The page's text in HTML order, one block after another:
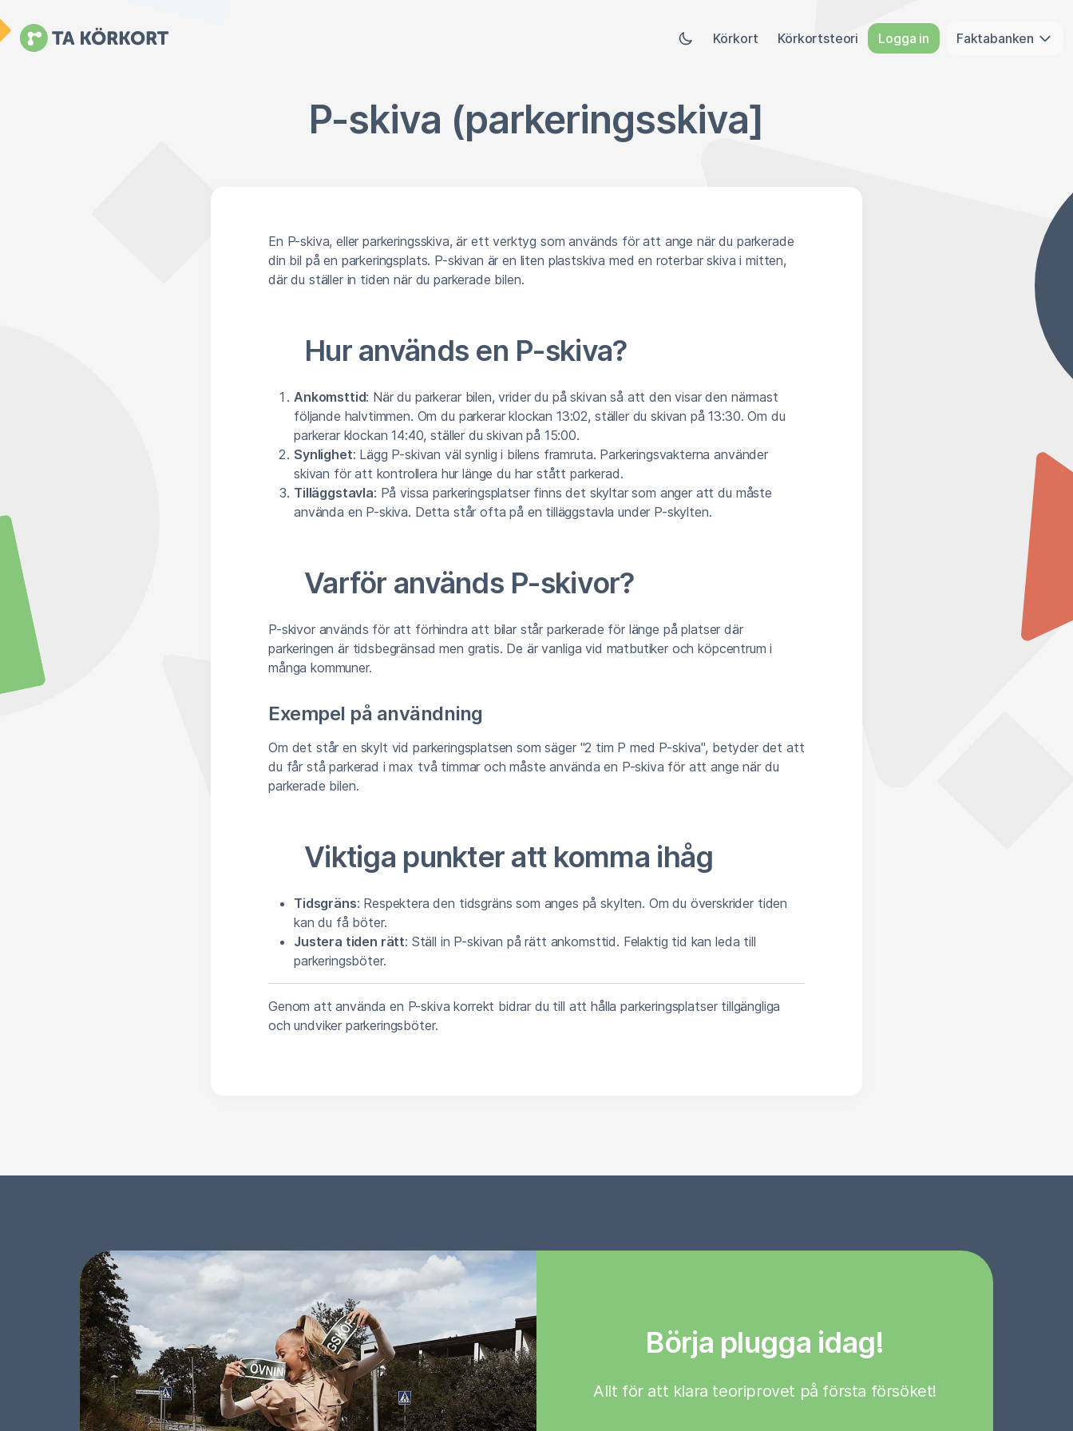
Körkort Körkortsteori Logga in Faktabanken
P-skiva (parkeringsskiva]
En P-skiva, eller parkeringsskiva, är ett verktyg som används för att ange när du parkerade
din bil på en parkeringsplats. P-skivan är en liten plastskiva med en roterbar skiva i mitten,
där du ställer in tiden när du parkerade bilen.
Hur används en P-skiva?
Ankomsttid: När du parkerar bilen, vrider du på skivan så att den visar den närmast
följande halvtimmen. Om du parkerar klockan 13:02, ställer du skivan på 13:30. Om du
parkerar klockan 14:40, ställer du skivan på 15:00.
Synlighet: Lägg P-skivan väl synlig i bilens framruta. Parkeringsvakterna använder
skivan för att kontrollera hur länge du har stått parkerad.
Tilläggstavla: På vissa parkeringsplatser finns det skyltar som anger att du måste
använda en P-skiva. Detta står ofta på en tilläggstavla under P-skylten.
Varför används P-skivor?
P-skivor används för att förhindra att bilar står parkerade för länge på platser där
parkeringen är tidsbegränsad men gratis. De är vanliga vid matbutiker och köpcentrum i
många kommuner.
Exempel på användning
Om det står en skylt vid parkeringsplatsen som säger "2 tim P med P-skiva", betyder det att
du får stå parkerad i max två timmar och måste använda en P-skiva för att ange när du
parkerade bilen.
Viktiga punkter att komma ihåg
Tidsgräns: Respektera den tidsgräns som anges på skylten. Om du överskrider tiden
kan du få böter.
Justera tiden rätt: Ställ in P-skivan på rätt ankomsttid. Felaktig tid kan leda till
parkeringsböter.
Genom att använda en P-skiva korrekt bidrar du till att hålla parkeringsplatser tillgängliga
och undviker parkeringsböter.
Börja plugga idag!
Allt för att klara teoriprovet på första försöket!